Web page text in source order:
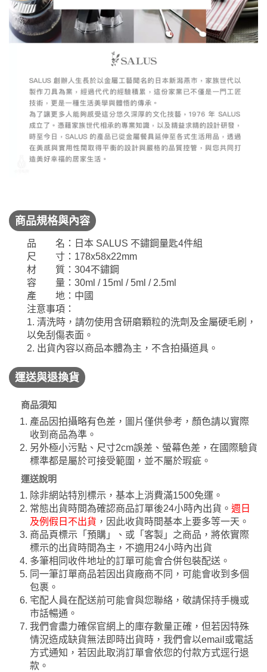
商品規格與內容
品 名：日本 SALUS 不鏽鋼量匙4件組
尺 寸：178x58x22mm
材 質：304不鏽鋼
容 量：30ml / 15ml / 5ml / 2.5ml
產 地：中國
注意事項：
1. 清洗時，請勿使用含研磨顆粒的洗劑及金屬硬毛刷，
以免刮傷表面。
2. 出貨內容以商品本體為主，不含拍攝道具。
運送與退換貨
商品須知
產品因拍攝略有色差，圖片僅供參考，顏色請以實際
收到商品為準。
另外極小污點、尺寸2cm誤差、螢幕色差，在國際驗貨
標準都是屬於可接受範圍，並不屬於瑕疵。
運送說明
除非網站特別標示，基本上消費滿1500免運。
常態出貨時間為確認商品訂單後24小時內出貨。 週日
及例假日不出貨 ，因此收貨時間基本上要多等一天。
商品頁標示「預購」、或「客製」之商品，將依實際
標示的出貨時間為主，不適用24小時內出貨
多筆相同收件地址的訂單可能會合併包裝配送。
同一筆訂單商品若因出貨廠商不同，可能會收到多個
包裹。
宅配人員在配送前可能會與您聯絡，敬請保持手機或
市話暢通。
我們會盡力確保官網上的庫存數量正確，但若因特殊
情況造成缺貨無法即時出貨時，我們會以email或電話
方式通知，若因此取消訂單會依您的付款方式逕行退
款。